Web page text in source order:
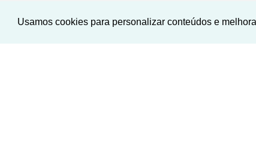
Usamos cookies para personalizar conteúdos e